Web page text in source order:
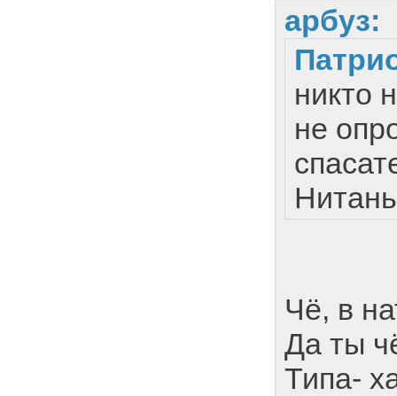
арбуз:
никто
не
Чё, в
Да ты
Типа-